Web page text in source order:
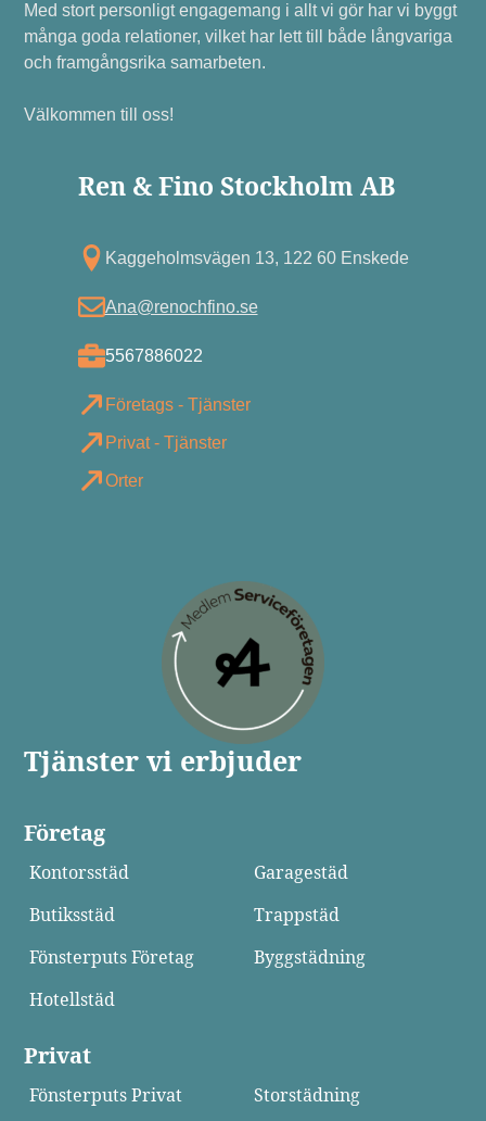
Med stort personligt engagemang i allt vi gör har vi byggt
många goda relationer, vilket har lett till både långvariga
och framgångsrika samarbeten.
Välkommen till oss!
Ren & Fino Stockholm AB
Kagg eholmsvägen 13, 122 60 Enskede
Ana@renochfino.se
5567886022
Företags - Tjänster
Privat - Tjänster
Orter
Tjänster vi erbjuder
Företag
Kontorsstäd
Garagestäd
Butiksstäd
Trappstäd
Fönsterputs Företag
Byggstädning
Hotellstäd
Privat
Fönsterputs Privat Storstädning